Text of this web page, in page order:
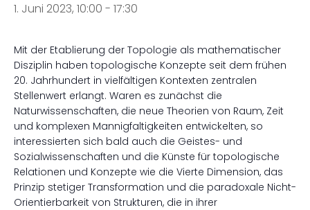
1. Juni 2023, 10:00 - 17:30
Mit der Etablierung der Topologie als mathematischer
Disziplin haben topologische Konzepte seit dem frühen
20. Jahrhundert in vielfältigen Kontexten zentralen
Stellenwert erlangt. Waren es zunächst die
Naturwissenschaften, die neue Theorien von Raum, Zeit
und komplexen Mannigfaltigkeiten entwickelten, so
interessierten sich bald auch die Geistes- und
Sozialwissenschaften und die Künste für topologische
Relationen und Konzepte wie die Vierte Dimension, das
Prinzip stetiger Transformation und die paradoxale Nicht-
Orientierbarkeit von Strukturen, die in ihrer